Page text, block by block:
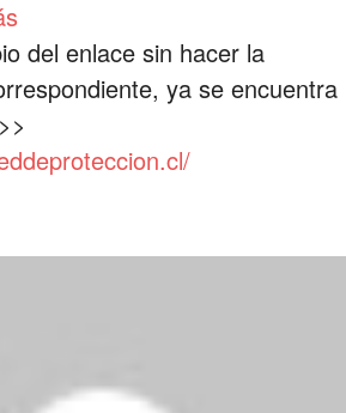
del enlace sin hacer la
ya se encuentra